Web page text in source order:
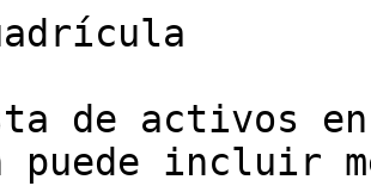
de activos
puede incluir